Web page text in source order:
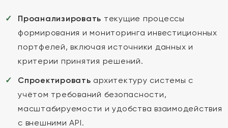
Проанализировать текущие процессы
формирования и мониторинга инвестиционных
портфелей, включая источники данных и
критерии принятия решений.
Спроектировать архитектуру системы с
учётом требований безопасности,
масштабируемости и удобства взаимодействия
с внешними API.